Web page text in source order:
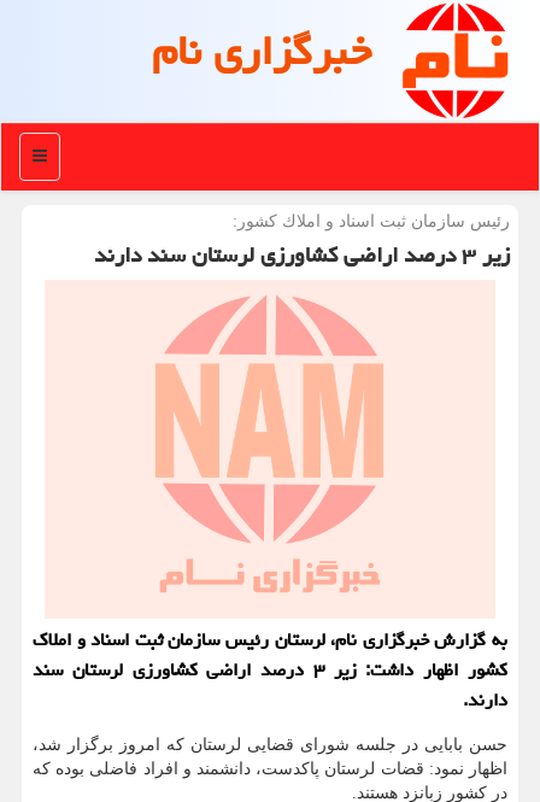
خبرگزاری نام
منو
رئیس سازمان ثبت اسناد و املاك كشور:
زیر ۳ درصد اراضی کشاورزی لرستان سند دارند
به گزارش خبرگزاری نام، لرستان رئیس سازمان ثبت اسناد و املاک
کشور اظهار داشت: زیر ۳ درصد اراضی کشاورزی لرستان سند
دارند.
حسن بابایی در جلسه شورای قضایی لرستان که امروز برگزار شد،
اظهار نمود: قضات لرستان پاکدست، دانشمند و افراد فاضلی بوده که
در کشور زبانزد هستند.